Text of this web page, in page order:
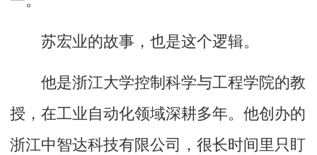
苏宏业的故事，也是这个逻辑。
他是浙江大学控制科学与工程学院的教
授，在工业自动化领域深耕多年。他创办的
浙江中智达科技有限公司，很长时间里只盯